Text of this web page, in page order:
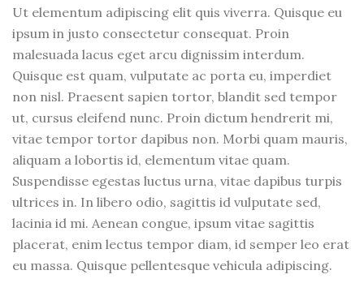
Ut elementum adipiscing elit quis viverra. Quisque eu
ipsum in justo consectetur consequat. Proin
malesuada lacus eget arcu dignissim interdum.
Quisque est quam, vulputate ac porta eu, imperdiet
non nisl. Praesent sapien tortor, blandit sed tempor
ut, cursus eleifend nunc. Proin dictum hendrerit mi,
vitae tempor tortor dapibus non. Morbi quam mauris,
aliquam a lobortis id, elementum vitae quam.
Suspendisse egestas luctus urna, vitae dapibus turpis
ultrices in. In libero odio, sagittis id vulputate sed,
lacinia id mi. Aenean congue, ipsum vitae sagittis
placerat, enim lectus tempor diam, id semper leo erat
eu massa. Quisque pellentesque vehicula adipiscing.